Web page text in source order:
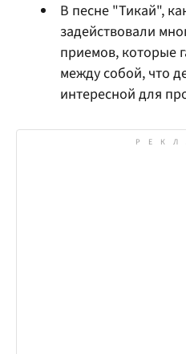
В песне "Тикай",
задействовали
приемов, которые
между собой, что
интересной для